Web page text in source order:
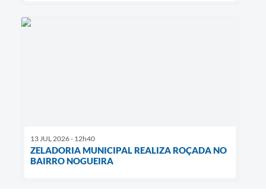
13 JUL 2026 - 12h40
ZELADORIA MUNICIPAL REALIZA ROÇADA NO
BAIRRO NOGUEIRA